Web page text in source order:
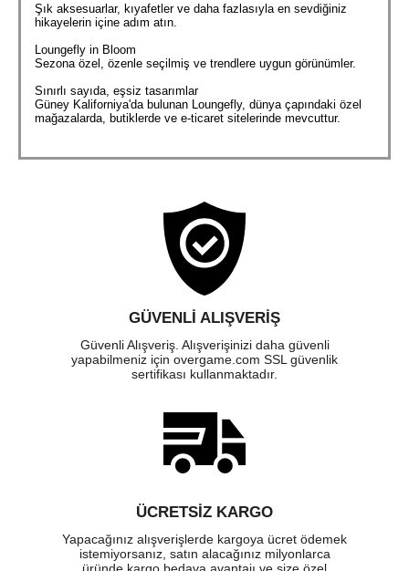
Şık aksesuarlar, kıyafetler ve daha fazlasıyla en sevdiğiniz
hikayelerin içine adım atın.
Loungefly in Bloom
Sezona özel, özenle seçilmiş ve trendlere uygun görünümler.
Sınırlı sayıda, eşsiz tasarımlar
Güney Kaliforniya'da bulunan Loungefly, dünya çapındaki özel
mağazalarda, butiklerde ve e-ticaret sitelerinde mevcuttur.
GÜVENLI ALIŞVERIŞ
Güvenli Alışveriş. Alışverişinizi daha güvenli
yapabilmeniz için overgame.com SSL güvenlik
sertifikası kullanmaktadır.
ÜCRETSIZ KARGO
Yapacağınız alışverişlerde kargoya ücret ödemek
istemiyorsanız, satın alacağınız milyonlarca